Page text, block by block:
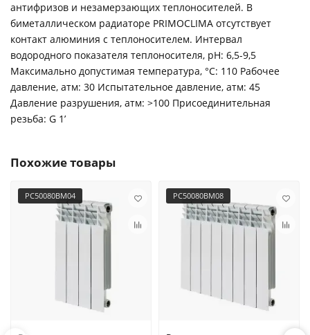
антифризов и незамерзающих теплоносителей. В
биметаллическом радиаторе PRIMOCLIMA отсутствует
контакт алюминия с теплоносителем. Интервал
водородного показателя теплоносителя, pH: 6,5-9,5
Максимально допустимая температура, °С: 110 Рабочее
давление, атм: 30 Испытательное давление, атм: 45
Давление разрушения, атм: >100 Присоединительная
резьба: G 1’
Похожие товары
PC50080BM04 PC50080BM08